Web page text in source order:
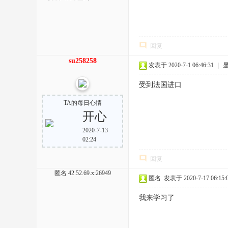
回复
su258258
TA的每日心情
开心
2020-7-13
02:24
发表于 2020-7-1 06:46:31
受到法国进口
回复
匿名 42.52.69.x:26949
匿名 发表于 2020-7-17
我来学习了